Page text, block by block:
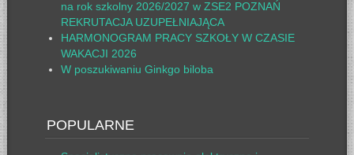
na rok szkolny 2026/2027 w ZSE2 POZNAŃ
REKRUTACJA UZUPEŁNIAJĄCA
HARMONOGRAM PRACY SZKOŁY W CZASIE
WAKACJI 2026
W poszukiwaniu Ginkgo biloba
POPULARNE